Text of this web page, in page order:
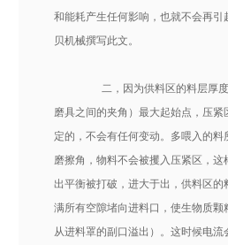
和能耗产生任何影响，也就不会再
贝机械撰写此文。
二，因为供料区的料层厚度
磨具之间的夹角）最大起始点，压紧
定的，不会有任何变动。多喂入的料
磨擦角，物料不会被攫入压紧区，
出平衡被打破，进大于出，供料区
满所有空隙堵向进料口，使生物质
从进料罩的副口溢出）。这时候电流